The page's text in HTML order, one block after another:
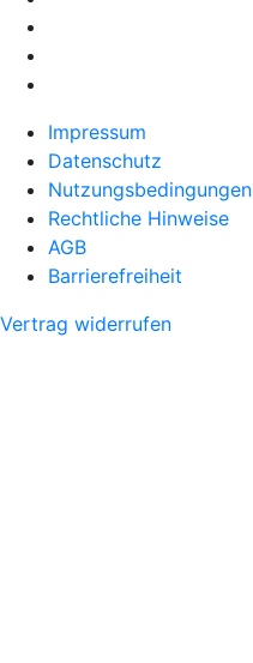
Impressum
Datenschutz
Nutzungsbedingungen
Rechtliche Hinweise
AGB
Barrierefreiheit
Vertrag widerrufen